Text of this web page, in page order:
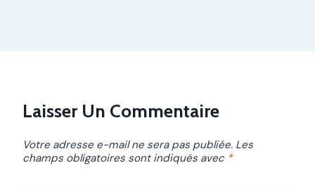
Laisser Un Commentaire
Votre adresse e-mail ne sera pas publiée. Les
champs obligatoires sont indiqués avec *